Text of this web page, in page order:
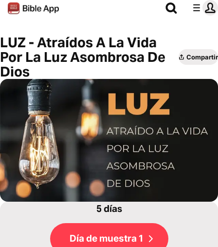
LUZ - Atraídos A La Vida
Por La Luz Asombrosa De
Dios
Compartir
5 días
Día de muestra 1